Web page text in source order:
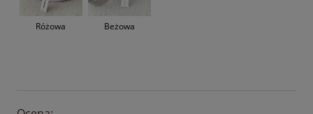
Różowa Beżowa